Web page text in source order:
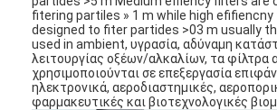
Σπίτι
fitering partiles » 1 m while high
designed to fiter partides >03 m usually
used in ambient, υγρασία, αδύναμη
λειτουργίας οξέων/αλκαλίων, τα φίλτρα
χρησιμοποιούνται σε επεξεργασία
ηλεκτρονικά, αεροδιαστημικές,
φαρμακευτικές και βιοτεχνολογικές